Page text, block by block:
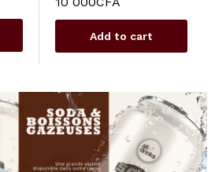
Add to cart